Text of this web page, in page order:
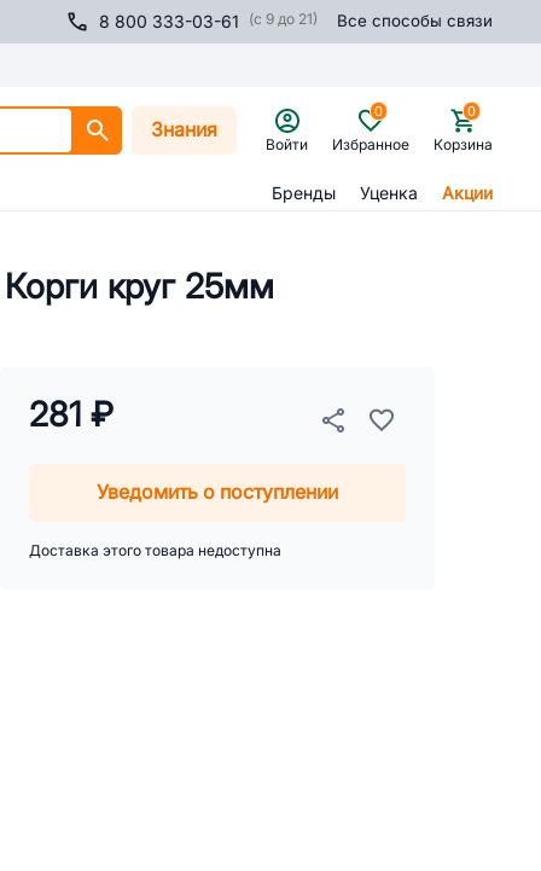
8 800 333-03-61 (с 9 до 21) Все способы связи
Знания
Войти Избранное
0
Корзина
0
Бренды Уценка Акции
круг 25мм
281 ₽
Уведомить о поступлении
Доставка этого товара недоступна